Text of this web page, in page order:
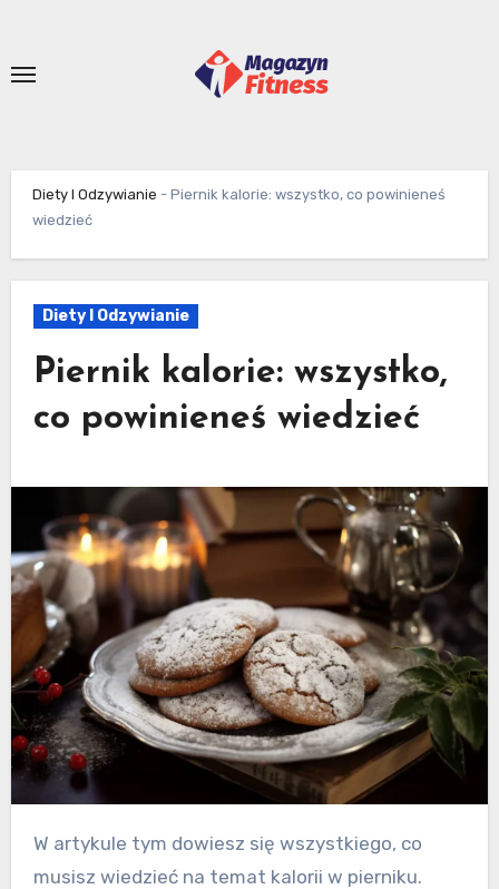
content
Diety I Odzywianie -Piernik kalorie: wszystko, co powinieneś
wiedzieć
Diety I Odzywianie
Piernik kalorie: wszystko,
co powinieneś wiedzieć
W artykule tym dowiesz się wszystkiego, co
musisz wiedzieć na temat kalorii w pierniku.